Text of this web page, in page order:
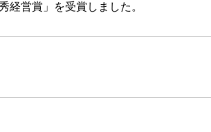
経営賞」を受賞しました。